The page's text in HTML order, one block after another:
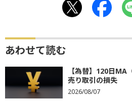
あわせて読む
【為替】120日MA
売り取引の損失
2026/08/07